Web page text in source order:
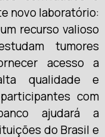
novo laboratório:
recurso valioso
tumores
acesso a
qualidade e
com
ajudará a
do Brasil e